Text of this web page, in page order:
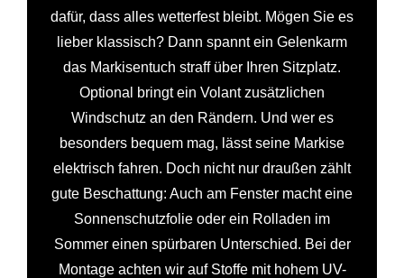
dafür, dass alles wetterfest bleibt. Mögen Sie es
lieber klassisch? Dann spannt ein Gelenkarm
das Markisentuch straff über Ihren Sitzplatz.
Optional bringt ein Volant zusätzlichen
Windschutz an den Rändern. Und wer es
besonders bequem mag, lässt seine Markise
elektrisch fahren. Doch nicht nur draußen zählt
gute Beschattung: Auch am Fenster macht eine
Sonnenschutzfolie oder ein Rolladen im
Sommer einen spürbaren Unterschied. Bei der
Montage achten wir auf Stoffe mit hohem UV-